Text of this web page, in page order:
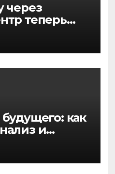
через
теперь
быстрее
как
и